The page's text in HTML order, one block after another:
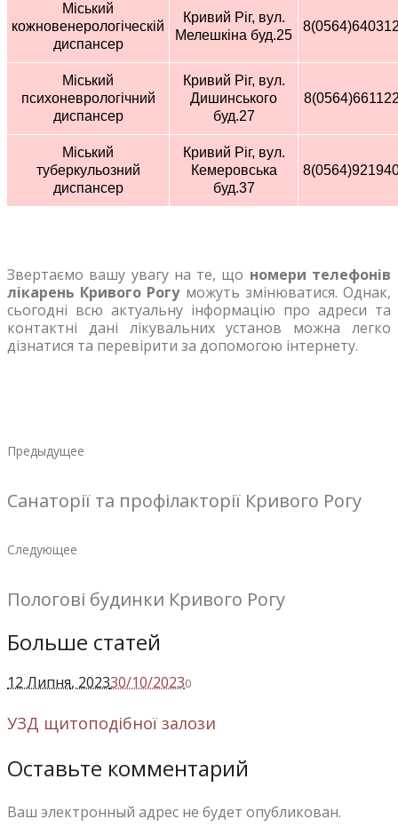
Міський
кожновенерологіческій
диспансер
Кривий Ріг, вул.
Мелешкіна буд.25
Міський
психоневрологічний
диспансер
Кривий Ріг, вул.
Дишинського
буд.27
Міський
туберкульозний
диспансер
Кривий Ріг, вул.
Кемеровська
буд.37
Звертаємо вашу увагу на те, що номери телефонів
лікарень Кривого Рогуможуть змінюватися. Однак,
сьогодні всю актуальну інформацію про адреси та
контактні дані лікувальних установ можна легко
дізнатися та перевірити за допомогою інтернету.
Предыдущее
Санаторії та профілакторії Кривого Рогу
Следующее
Пологові будинки Кривого Рогу
Больше статей
12 Липня, 202330/10/20230
УЗД щитоподібної залози
Оставьте комментарий
Ваш электронный адрес не будет опубликован.